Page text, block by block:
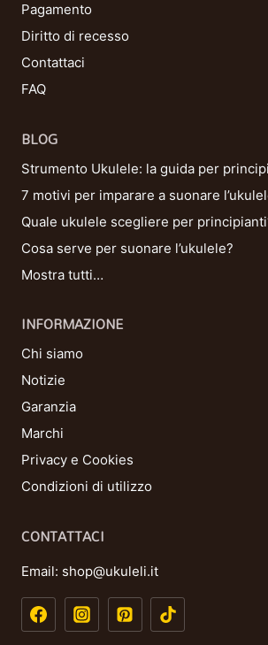
Pagamento
Diritto di recesso
Contattaci
FAQ
BLOG
Strumento Ukulele: la guida per
7 motivi per imparare a suonare
Quale ukulele scegliere per
Cosa serve per suonare l’ukulele?
Mostra tutti…
INFORMAZIONE
Chi siamo
Notizie
Garanzia
Marchi
Privacy e Cookies
Condizioni di utilizzo
CONTATTACI
Email: shop@ukuleli.it